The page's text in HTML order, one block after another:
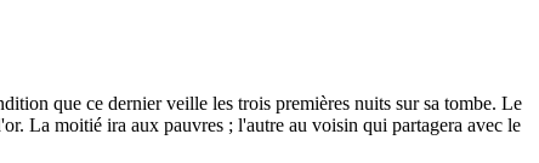
que ce dernier veille les trois premières nuits sur sa tombe. Le
La moitié ira aux pauvres ; l'autre au voisin qui partagera avec le